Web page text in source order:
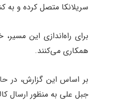
سریلانکا متصل کرده و
همکاری می‌کنند.
بر اساس این گزارش، در
جبل علی به منظور ارسال کالا تردد می‌کنند.